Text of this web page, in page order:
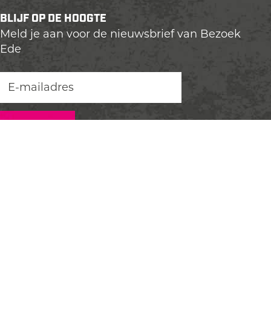
BLIJF OP DE HOOGTE
Meld je aan voor de nieuwsbrief van Bezoek
Ede